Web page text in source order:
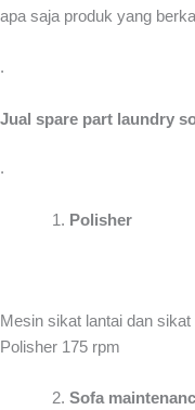
apa saja produk yang
.
Jual spare part laundry
.
Polisher
Mesin sikat lantai dan
Polisher 175 rpm
Sofa